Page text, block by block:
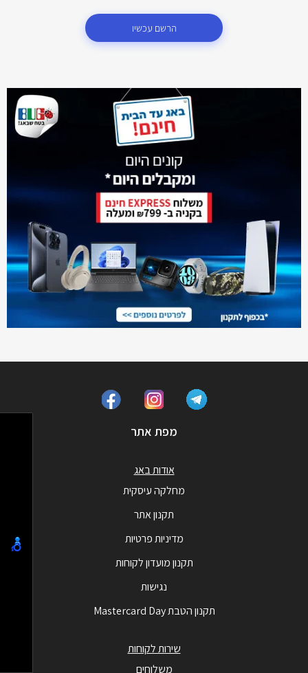
הרשם עכשיו
מפת אתר
אודות באג
מחלקה עיסקית
תקנון אתר
מדיניות פרטיות
תקנון מועדון לקוחות
נגישות
תקנון הטבת Mastercard Day
שירות לקוחות
משלוחים